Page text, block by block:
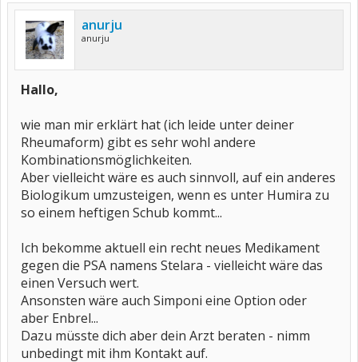
anurju
anurju
Hallo,
wie man mir erklärt hat (ich leide unter deiner
Rheumaform) gibt es sehr wohl andere
Kombinationsmöglichkeiten.
Aber vielleicht wäre es auch sinnvoll, auf ein anderes
Biologikum umzusteigen, wenn es unter Humira zu
so einem heftigen Schub kommt...
Ich bekomme aktuell ein recht neues Medikament
gegen die PSA namens Stelara - vielleicht wäre das
einen Versuch wert.
Ansonsten wäre auch Simponi eine Option oder
aber Enbrel...
Dazu müsste dich aber dein Arzt beraten - nimm
unbedingt mit ihm Kontakt auf.